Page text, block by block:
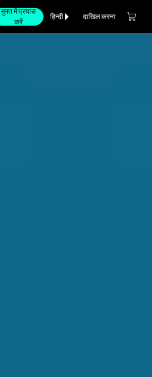
मुफ्त में प्रयास
करें
हिन्दी दाखिल करना